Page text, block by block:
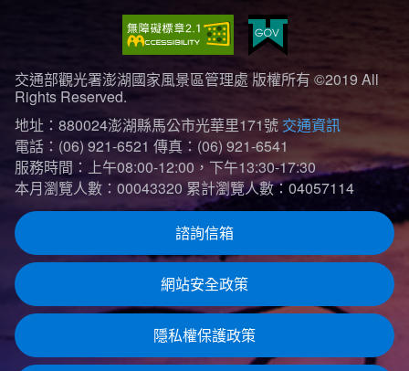
交通部觀光署澎湖國家風景區管理處 版權所有 ©2019 All
Rights Reserved.
地址：880024澎湖縣馬公市光華里171號 交通資訊
電話：(06) 921-6521 傳真：(06) 921-6541
服務時間：上午08:00-12:00，下午13:30-17:30
本月瀏覽人數：00043320 累計瀏覽人數：04057114
諮詢信箱
網站安全政策
隱私權保護政策